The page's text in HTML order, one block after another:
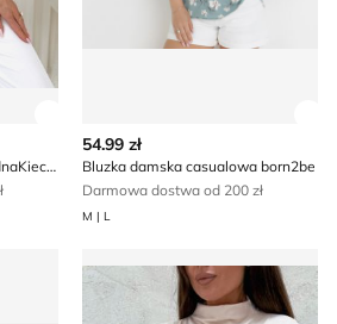
Bluzka damska casual ModnaKiecka.pl
54.99 zł
Bluzka damska casualowa born2be
Darmowa dostwa od 200 zł
M | L
born2beBluzka damska Olika